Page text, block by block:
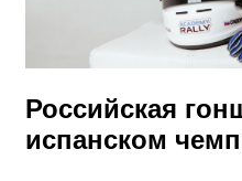
Российская
испанском